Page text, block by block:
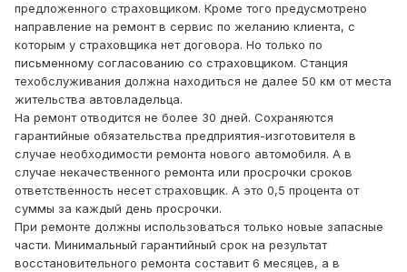
предложенного страховщиком. Кроме того предусмотрено
направление на ремонт в сервис по желанию клиента, с
которым у страховщика нет договора. Но только по
письменному согласованию со страховщиком. Станция
техобслуживания должна находиться не далее 50 км от места
жительства автовладельца.
На ремонт отводится не более 30 дней. Сохраняются
гарантийные обязательства предприятия-изготовителя в
случае необходимости ремонта нового автомобиля. А в
случае некачественного ремонта или просрочки сроков
ответственность несет страховщик. А это 0,5 процента от
суммы за каждый день просрочки.
При ремонте должны использоваться только новые запасные
части. Минимальный гарантийный срок на результат
восстановительного ремонта составит 6 месяцев, а в